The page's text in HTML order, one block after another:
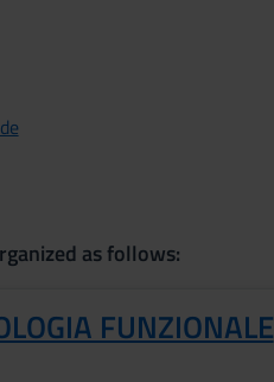
as follows:
FUNZIONALE